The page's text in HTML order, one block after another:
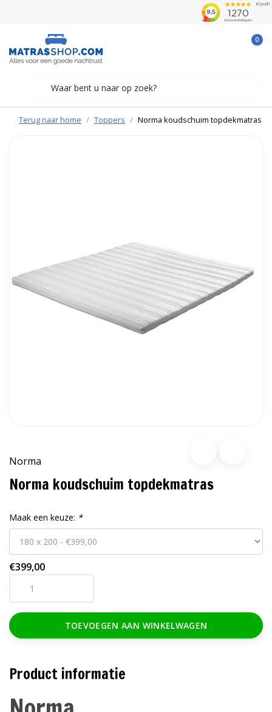
0
Terug naar home Toppers Norma koudschuim topdekmatras
Norma
Norma koudschuim topdekmatras
Maak een keuze: *
€399,00
TOEVOEGEN AAN WINKELWAGEN
Product informatie